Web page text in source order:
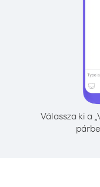
Válassza ki a